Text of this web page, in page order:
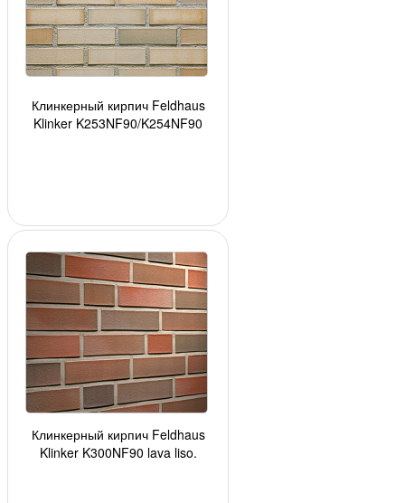
Клинкерный кирпич Feldhaus
Klinker K253NF90/K254NF90
Клинкерный кирпич Feldhaus
Klinker K300NF90 lava liso,